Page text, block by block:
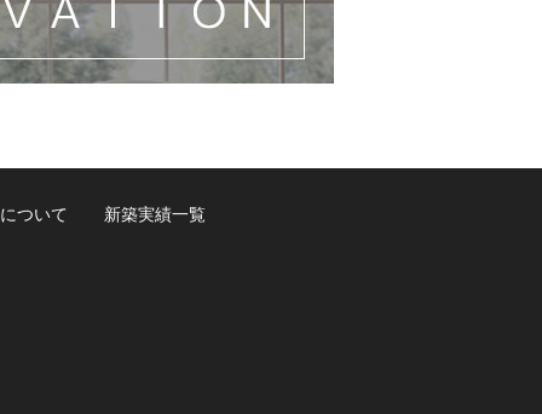
ついて 新築実績一覧